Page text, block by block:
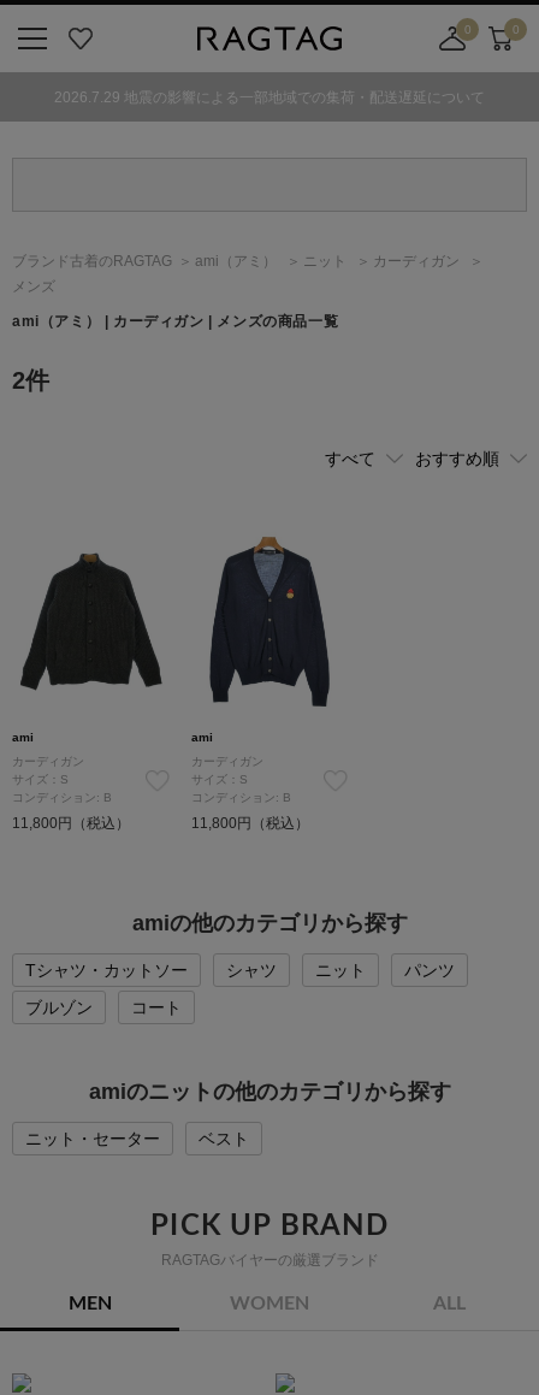
気
0
舗
カ
ト
0
2026.7.29 地震の影響による一部地域での集荷・配送遅延について
ブランド古着のRAGTAG ami （アミ） ニット
カーディガン
メンズ
ami （アミ） | カーディガン | メンズの商品一覧
2件
ami
カーディガン
サイズ：S
コンディション: B
11,800円（税込）
ami
カーディガン
サイズ：S
コンディション: B
11,800円（税込）
amiの他のカテゴリから探す
Tシャツ・カットソー シャツ ニット
パンツ
ブルゾン
コート
amiのニットの他のカテゴリから探す
ニット・セーター ベスト
PICK UP BRAND
RAGTAGバイヤーの厳選ブランド
MEN WOMEN ALL